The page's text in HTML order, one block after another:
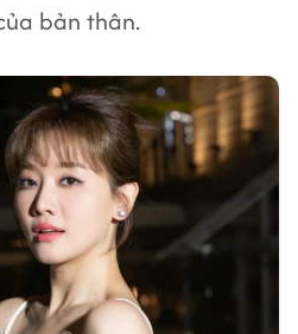
bản thân.